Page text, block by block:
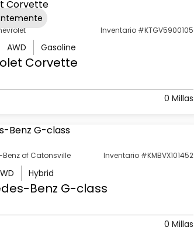
Inventario #KTGV5900105
AWD Gasoline
Corvette
0 Millas
of Catonsville Inventario #KMBVX101452
Hybrid
Benz G-class
0 Millas